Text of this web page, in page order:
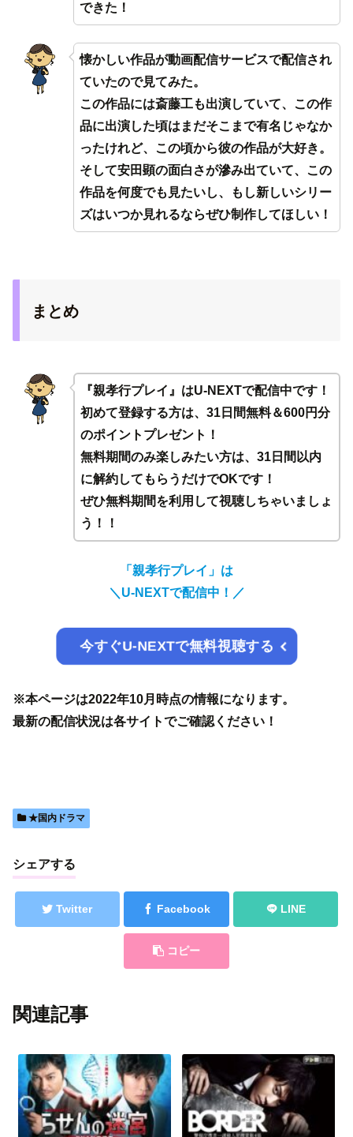
できた！
懐かしい作品が動画配信サービスで配信され
ていたので見てみた。
この作品には斎藤工も出演していて、この作
品に出演した頃はまだそこまで有名じゃなか
ったけれど、この頃から彼の作品が大好き。
そして安田顕の面白さが滲み出ていて、この
作品を何度でも見たいし、もし新しいシリー
ズはいつか見れるならぜひ制作してほしい！
まとめ
『親孝行プレイ』はU-NEXTで配信中です！
初めて登録する方は、31日間無料＆600円分
のポイントプレゼント！
無料期間のみ楽しみたい方は、31日間以内
に解約してもらうだけでOKです！
ぜひ無料期間を利用して視聴しちゃいましょ
う！！
「親孝行プレイ」は
＼ U-NEXTで配信中！／
今すぐU-NEXTで無料視聴する
※本ページは2022年10月時点の情報になります。
最新の配信状況は各サイトでご確認ください！
★国内ドラマ
シェアする
Twitter Facebook LINE
コピー
関連記事